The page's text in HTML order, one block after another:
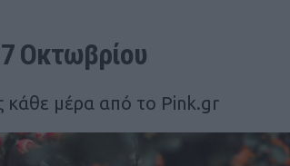
Oκτωβρίου
κάθε μέρα από το Pink.gr